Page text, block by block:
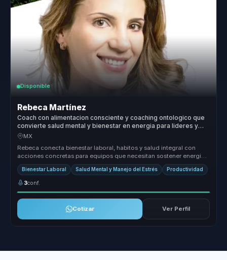
Disponible
Rebeca Martínez
Coach con alimentacion consciente y coaching ontologico que
convierte salud mental y bienestar en energia para lideres y
equipos.
MX
Rebeca conecta bienestar laboral, habitos y salud integral con
acciones concretas para equipos que necesitan sostener energia,
enfoque y ...
Bienestar Laboral Salud Mental y Manejo del Estrés Productividad
3conf.
Cotizar Ver Perfil